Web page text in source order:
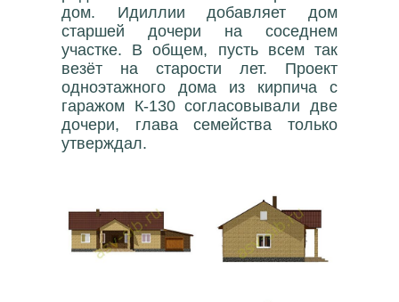
дом. Идиллии добавляет дом
старшей дочери на соседнем
участке. В общем, пусть всем так
везёт на старости лет. Проект
одноэтажного дома из кирпича с
гаражом К-130 согласовывали две
дочери, глава семейства только
утверждал.